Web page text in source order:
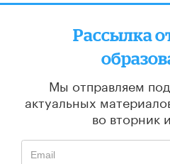
Рассылка
Мы отправляем
актуальных
во вторник